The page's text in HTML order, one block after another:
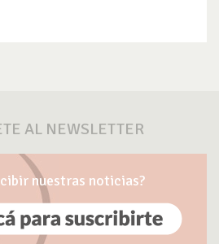
AL NEWSLETTER
nuestras noticias?